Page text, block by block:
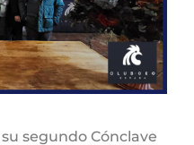
segundo Cónclave